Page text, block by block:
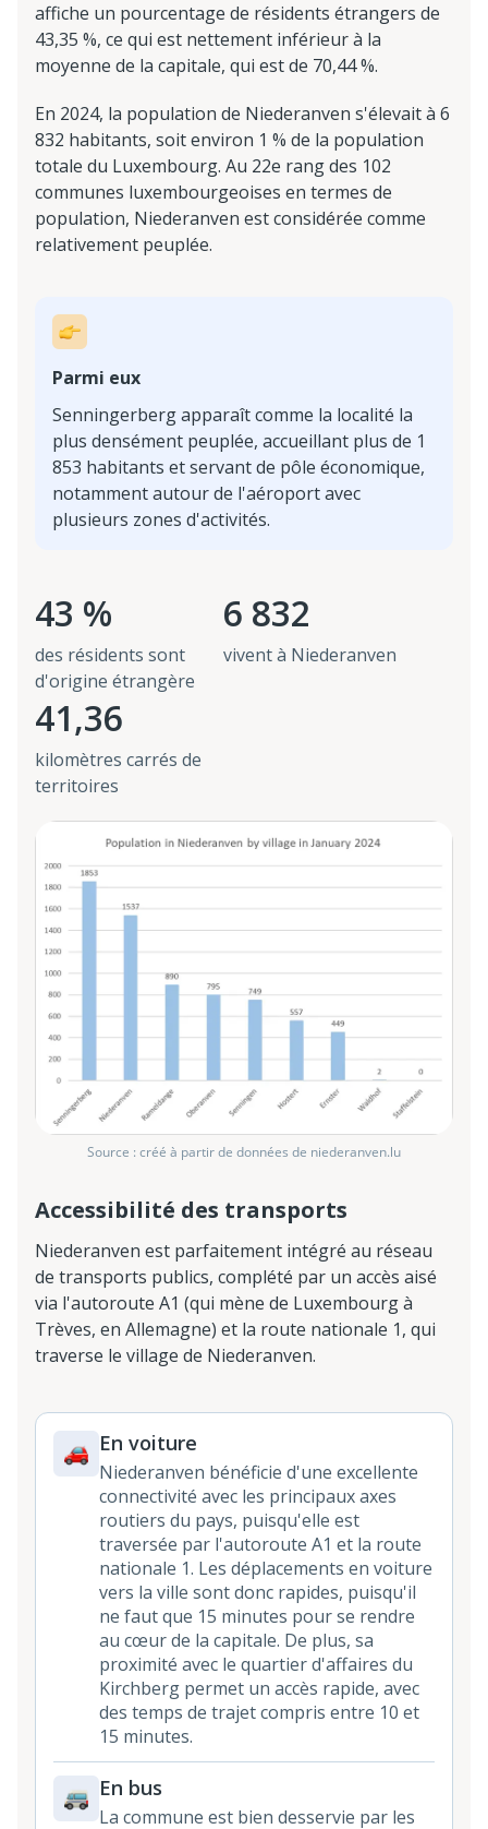
affiche un pourcentage de résidents étrangers de
43,35 %, ce qui est nettement inférieur à la
moyenne de la capitale, qui est de 70,44 %.
En 2024, la population de Niederanven s'élevait à 6
832 habitants, soit environ 1 % de la population
totale du Luxembourg. Au 22e rang des 102
communes luxembourgeoises en termes de
population, Niederanven est considérée comme
relativement peuplée.
Parmi eux
Senningerberg apparaît comme la localité la
plus densément peuplée, accueillant plus de 1
853 habitants et servant de pôle économique,
notamment autour de l'aéroport avec
plusieurs zones d'activités.
43 %
des résidents sont
d'origine étrangère
6 832
vivent à Niederanven
41,36
kilomètres carrés de
territoires
Source : créé à partir de données de niederanven.lu
Accessibilité des transports
Niederanven est parfaitement intégré au réseau
de transports publics, complété par un accès aisé
via l'autoroute A1 (qui mène de Luxembourg à
Trèves, en Allemagne) et la route nationale 1, qui
traverse le village de Niederanven.
En voiture
Niederanven bénéficie d'une excellente
connectivité avec les principaux axes
routiers du pays, puisqu'elle est
traversée par l'autoroute A1 et la route
nationale 1. Les déplacements en voiture
vers la ville sont donc rapides, puisqu'il
ne faut que 15 minutes pour se rendre
au cœur de la capitale. De plus, sa
proximité avec le quartier d'affaires du
Kirchberg permet un accès rapide, avec
des temps de trajet compris entre 10 et
15 minutes.
En bus
La commune est bien desservie par les